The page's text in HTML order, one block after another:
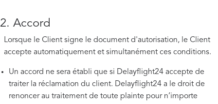
2. Accord
Lorsque le Client signe le document d'autorisation, le Client
accepte automatiquement et simultanément ces conditions.
Un accord ne sera établi que si Delayflight24 accepte de
traiter la réclamation du client. Delayflight24 a le droit de
renoncer au traitement de toute plainte pour n’importe